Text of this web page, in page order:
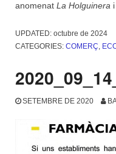
anomenat La Holguinera
UPDATED: octubre de 2024
CATEGORIES: COMERÇ,
SETEMBRE DE 2020